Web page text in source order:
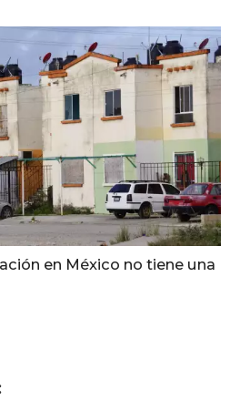
en México no tiene una